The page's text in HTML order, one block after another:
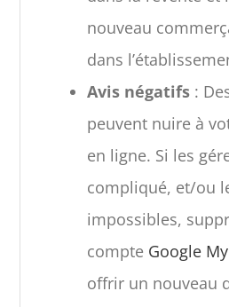
nouveau
dans
Avis négatifs:
peuvent nuire à
en ligne. Si les
compliqué, et/ou
impossibles,
compte Google
offrir un nouveau